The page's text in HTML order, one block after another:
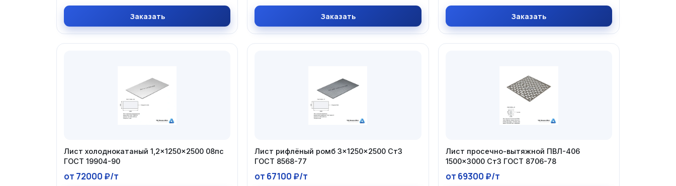
Заказать Заказать Заказать
Лист холоднокатаный 1,2×1250×2500 08пс
ГОСТ 19904-90
от 72000 ₽/т
Лист рифлёный ромб 3×1250×2500 Ст3
ГОСТ 8568-77
от 67100 ₽/т
Лист просечно-вытяжной ПВЛ-406
1500×3000 Ст3 ГОСТ 8706-78
от 69300 ₽/т